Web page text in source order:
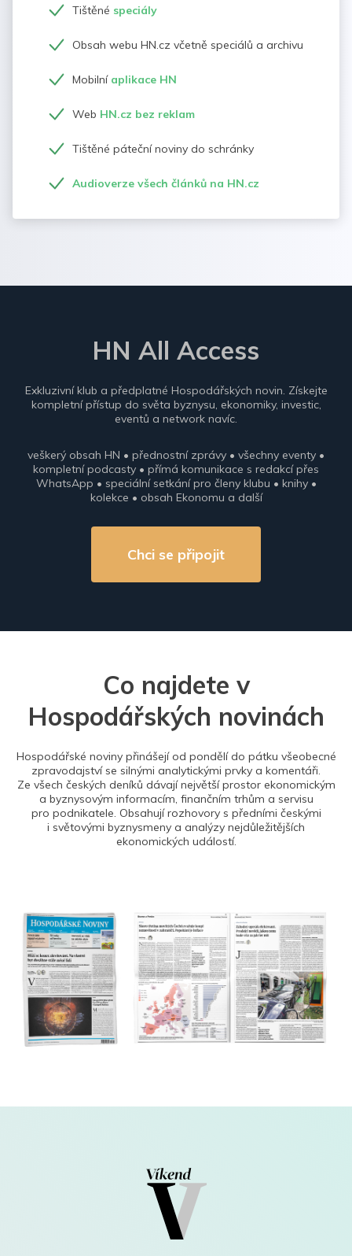
Tištěné speciály
Obsah webu HN.cz včetně speciálů a archivu
Mobilní aplikace HN
Web HN.cz bez reklam
Tištěné páteční noviny do schránky
Audioverze všech článků na HN.cz
HN All Access
Exkluzivní klub a předplatné Hospodářských novin. Získejte
kompletní přístup do světa byznysu, ekonomiky, investic,
eventů a network navíc.
veškerý obsah HN • přednostní zprávy • všechny eventy •
kompletní podcasty • přímá komunikace s redakcí přes
WhatsApp • speciální setkání pro členy klubu • knihy •
kolekce • obsah Ekonomu a další
Chci se připojit
Co najdete v
Hospodářských novinách
Hospodářské noviny přinášejí od pondělí do pátku všeobecné
zpravodajství se silnými analytickými prvky a komentáři.
Ze všech českých deníků dávají největší prostor ekonomickým
a byznysovým informacím, finančním trhům a servisu
pro podnikatele. Obsahují rozhovory s předními českými
i světovými byznysmeny a analýzy nejdůležitějších
ekonomických událostí.